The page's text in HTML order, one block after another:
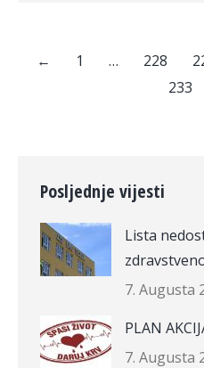
← 1 … 228
233
Posljednje vijesti
Lista
7. Augusta
PLAN
7. Augusta